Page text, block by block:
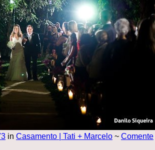
in Casamento | Tati + Marcelo ~ Comente